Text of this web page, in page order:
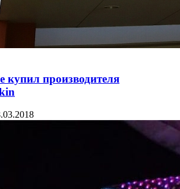
купил производителя